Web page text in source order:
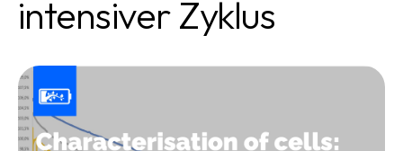
intensiver Zyklus